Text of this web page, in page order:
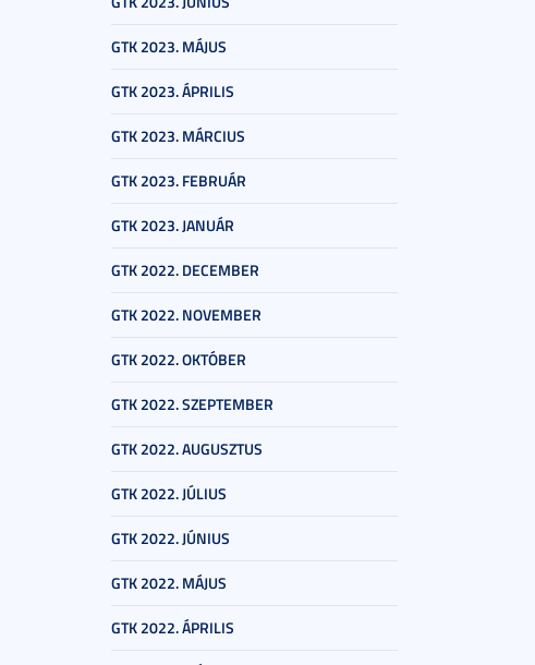
GTK 2023. MÁJUS
GTK 2023. ÁPRILIS
GTK 2023. MÁRCIUS
GTK 2023. FEBRUÁR
GTK 2023. JANUÁR
GTK 2022. DECEMBER
GTK 2022. NOVEMBER
GTK 2022. OKTÓBER
GTK 2022. SZEPTEMBER
GTK 2022. AUGUSZTUS
GTK 2022. JÚLIUS
GTK 2022. JÚNIUS
GTK 2022. MÁJUS
GTK 2022. ÁPRILIS